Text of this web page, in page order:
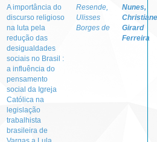
A importância do
discurso religioso
na luta pela
redução das
desigualdades
sociais no Brasil :
a influência do
pensamento
social da Igreja
Católica na
legislação
trabalhista
brasileira de
Resende,
Ulisses
Borges de
Nunes,
Christiane
Girard
Ferreira